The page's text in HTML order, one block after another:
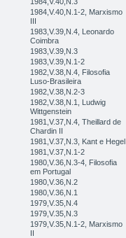
1984,V.40,N.1-2, Marxismo
III
1983,V.39,N.4, Leonardo
Coimbra
1983,V.39,N.3
1983,V.39,N.1-2
1982,V.38,N.4, Filosofia
Luso-Brasileira
1982,V.38,N.2-3
1982,V.38,N.1, Ludwig
Wittgenstein
1981,V.37,N.4, Theillard de
Chardin II
1981,V.37,N.3, Kant e Hegel
1981,V.37,N.1-2
1980,V.36,N.3-4, Filosofia
em Portugal
1980,V.36,N.2
1980,V.36,N.1
1979,V.35,N.4
1979,V.35,N.3
1979,V.35,N.1-2, Marxismo
II